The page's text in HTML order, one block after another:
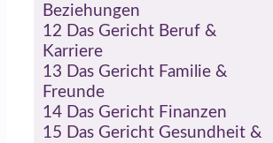
Beziehungen
12 Das Gericht Beruf &
Karriere
13 Das Gericht Familie &
Freunde
14 Das Gericht Finanzen
15 Das Gericht Gesundheit &